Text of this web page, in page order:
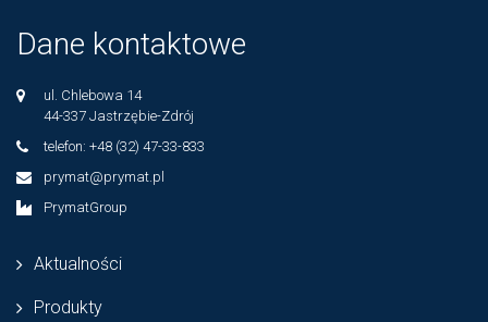
Dane kontaktowe
ul. Chlebowa 14
44-337 Jastrzębie-Zdrój
telefon: +48 (32) 47-33-833
prymat@prymat.pl
PrymatGroup
Aktualności
Produkty